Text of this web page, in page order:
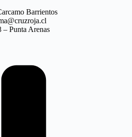
Barrientos
– Punta Arenas